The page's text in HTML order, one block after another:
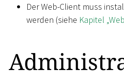
Der Web-Client muss
werden (siehe Kapitel